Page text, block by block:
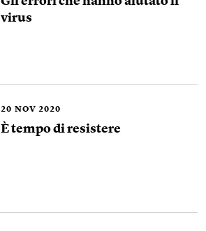
virus
20 NOV 2020
È tempo di resistere